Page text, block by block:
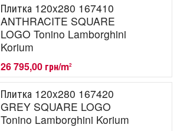
Плитка 120x280 167410
ANTHRACITE SQUARE
LOGO Tonino Lamborghini
Korium
26 795,00 грн/m2
Плитка 120x280 167420
GREY SQUARE LOGO
Tonino Lamborghini Korium